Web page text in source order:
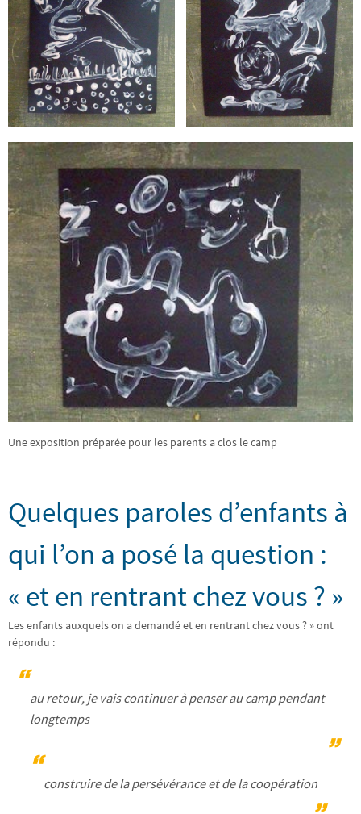
Une exposition préparée pour les parents a clos le camp
Quelques paroles d’enfants à
qui l’on a posé la question :
« et en rentrant chez vous ? »
Les enfants auxquels on a demandé et en rentrant chez vous ? » ont
répondu :
au retour, je vais continuer à penser au camp pendant
longtemps
construire de la persévérance et de la coopération